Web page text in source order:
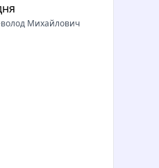
Михайлович